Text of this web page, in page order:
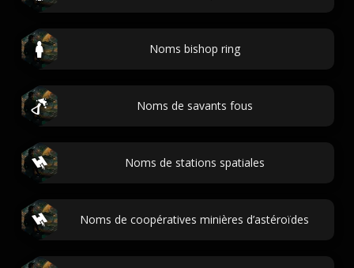
Noms bishop ring
Noms de savants fous
Noms de stations spatiales
Noms de coopératives minières d’astéroïdes